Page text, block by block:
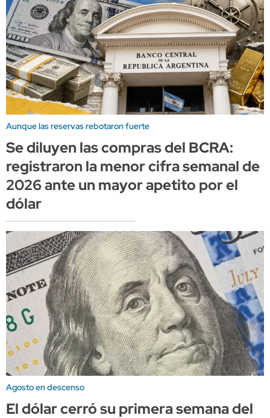
Aunque las reservas rebotaron fuerte
Se diluyen las compras del BCRA:
registraron la menor cifra semanal de
2026 ante un mayor apetito por el
dólar
Agosto en descenso
El dólar cerró su primera semana del